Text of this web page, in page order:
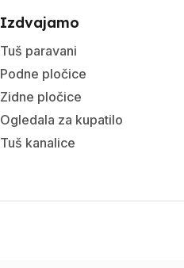
Izdvajamo
Tuš paravani
Podne pločice
Zidne pločice
Ogledala za kupatilo
Tuš kanalice